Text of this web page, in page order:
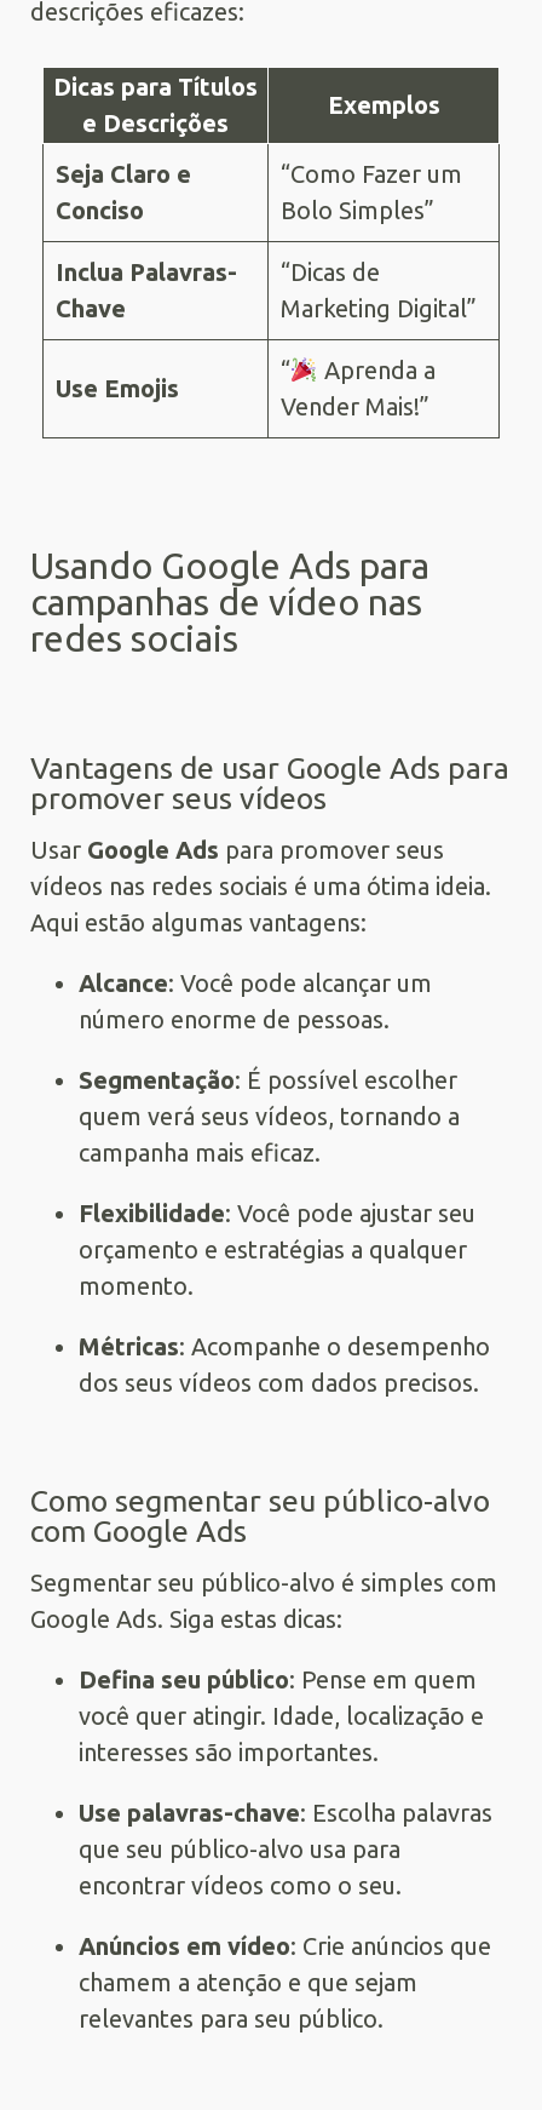
descrições eficazes:
Dicas para Títulos
e Descrições
Exemplos
Seja Claro e
Conciso
“Como Fazer um
Bolo Simples”
Inclua Palavras-
Chave
“Dicas de
Marketing Digital”
Use Emojis
“
Aprenda a
Vender Mais!”
Usando Google Ads para
campanhas de vídeo nas
redes sociais
Vantagens de usar Google Ads para
promover seus vídeos
Usar Google Ads para promover seus
vídeos nas redes sociais é uma ótima ideia.
Aqui estão algumas vantagens:
Alcance: Você pode alcançar um
número enorme de pessoas.
Segmentação: É possível escolher
quem verá seus vídeos, tornando a
campanha mais eficaz.
Flexibilidade: Você pode ajustar seu
orçamento e estratégias a qualquer
momento.
Métricas: Acompanhe o desempenho
dos seus vídeos com dados precisos.
Como segmentar seu público-alvo
com Google Ads
Segmentar seu público-alvo é simples com
Google Ads. Siga estas dicas:
Defina seu público: Pense em quem
você quer atingir. Idade, localização e
interesses são importantes.
Use palavras-chave: Escolha palavras
que seu público-alvo usa para
encontrar vídeos como o seu.
Anúncios em vídeo: Crie anúncios que
chamem a atenção e que sejam
relevantes para seu público.